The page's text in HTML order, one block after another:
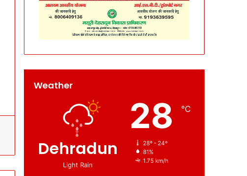
Weather
Dehradun
Light Rain
28 ℃
28º - 24º
81%
1.75 km/h